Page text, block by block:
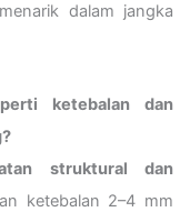
dalam jangka
ketebalan dan
struktural dan
ketebalan 2–4 mm